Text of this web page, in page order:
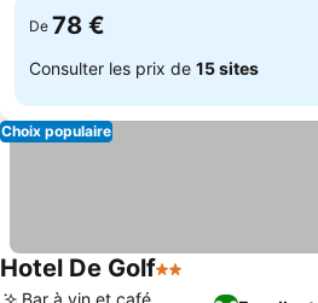
De 78 €
Consulter les prix de 15 sites
Choix populaire
Hotel De Golf2 Étoiles
Bar à vin et café,